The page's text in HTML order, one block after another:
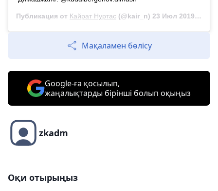
Публикация от Кайрат Нуртас (@kair_n) 23 Июл 2019 в 9:25 PDT
Мақаламен бөлісу
Google-ға қосылып,
жаңалықтарды бірінші болып оқыңыз
zkadm
Оқи отырыңыз